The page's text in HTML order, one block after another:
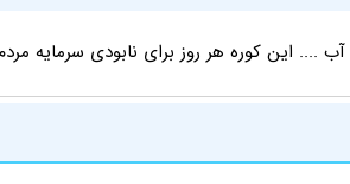
آب .... این کوره هر روز برای نابودی سرمایه